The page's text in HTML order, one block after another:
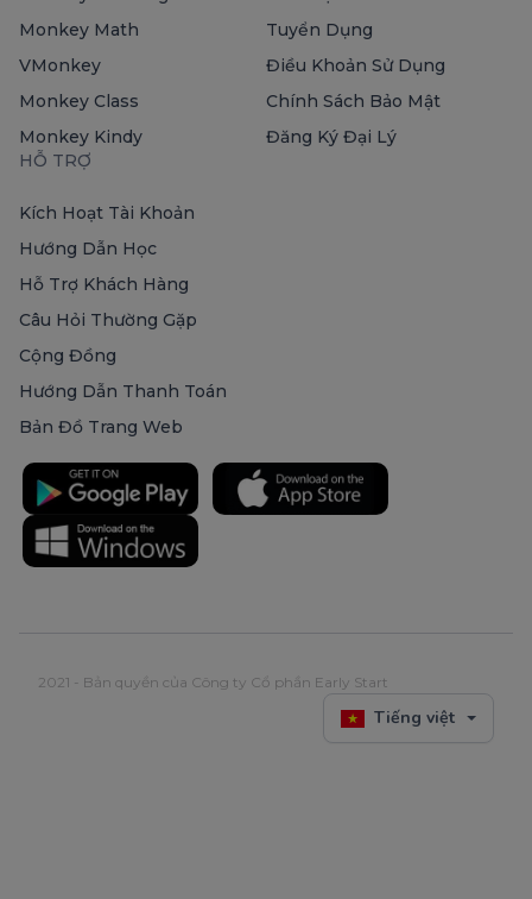
Monkey Math
VMonkey
Monkey Class
Monkey Kindy
Tuyển Dụng
Điều Khoản Sử Dụng
Chính Sách Bảo Mật
Đăng Ký Đại Lý
HỖ TRỢ
Kích Hoạt Tài Khoản
Hướng Dẫn Học
Hỗ Trợ Khách Hàng
Câu Hỏi Thường Gặp
Cộng Đồng
Hướng Dẫn Thanh Toán
Bản Đồ Trang Web
2021 - Bản quyền của Công ty Cổ phần Early Start
Tiếng việt